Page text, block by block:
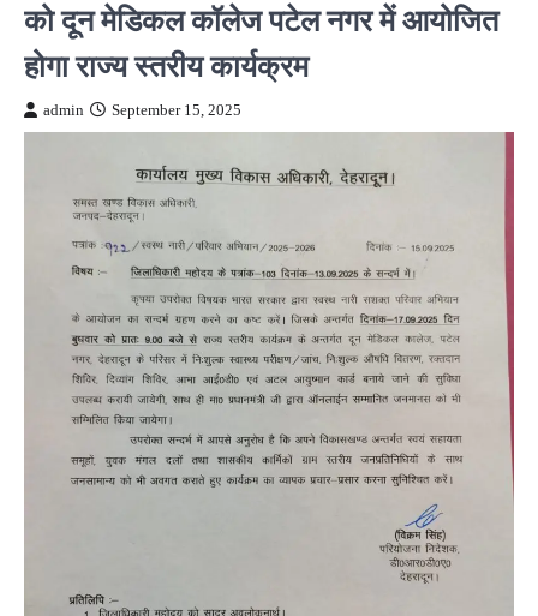
को दून मेडिकल कॉलेज पटेल नगर में आयोजित
होगा राज्य स्तरीय कार्यक्रम
admin September 15, 2025